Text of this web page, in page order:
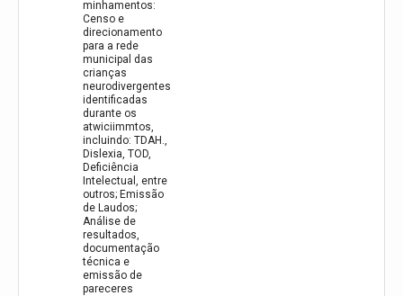
minhamentos:
Censo e
direcionamento
para a rede
municipal das
crianças
neurodivergentes
identificadas
durante os
atwiciimmtos,
incluindo: TDAH.,
Dislexia, TOD,
Deficiência
Intelectual, entre
outros; Emissão
de Laudos;
Análise de
resultados,
documentação
técnica e
emissão de
pareceres